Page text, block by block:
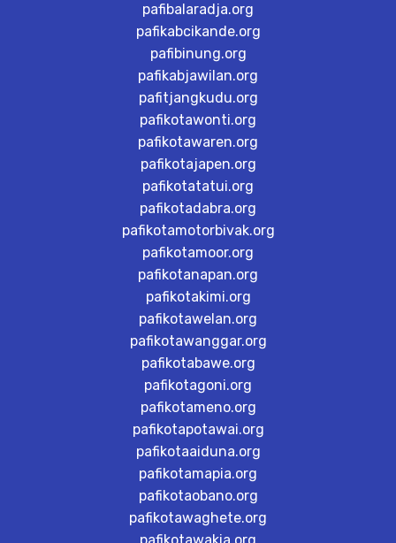
pafibalaradja.org
pafikabcikande.org
pafibinung.org
pafikabjawilan.org
pafitjangkudu.org
pafikotawonti.org
pafikotawaren.org
pafikotajapen.org
pafikotatatui.org
pafikotadabra.org
pafikotamotorbivak.org
pafikotamoor.org
pafikotanapan.org
pafikotakimi.org
pafikotawelan.org
pafikotawanggar.org
pafikotabawe.org
pafikotagoni.org
pafikotameno.org
pafikotapotawai.org
pafikotaaiduna.org
pafikotamapia.org
pafikotaobano.org
pafikotawaghete.org